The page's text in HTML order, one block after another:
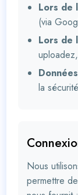
Lors de
(via
Lors de
la
Nous
permettre